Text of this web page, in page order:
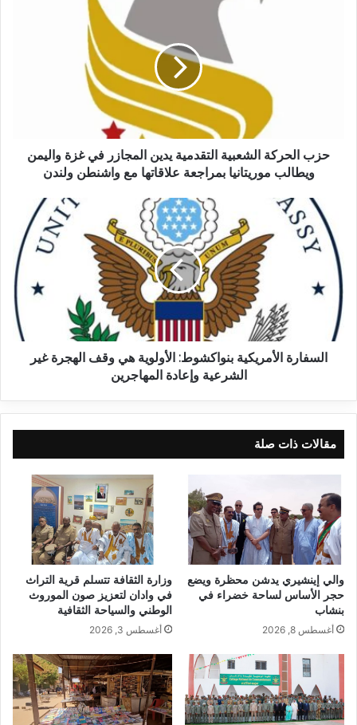
حزب الحركة الشعبية التقدمية يدين المجازر في غزة واليمن
ويطالب موريتانيا بمراجعة علاقاتها مع واشنطن ولندن
السفارة الأمريكية بنواكشوط: الأولوية هي وقف الهجرة غير
الشرعية وإعادة المهاجرين
مقالات ذات صلة
والي إينشيري يدشن محظرة ويضع
حجر الأساس لساحة خضراء في
بنشاب
أغسطس 8, 2026
وزارة الثقافة تتسلم قرية التراث
في وادان لتعزيز صون الموروث
الوطني والسياحة الثقافية
أغسطس 3, 2026